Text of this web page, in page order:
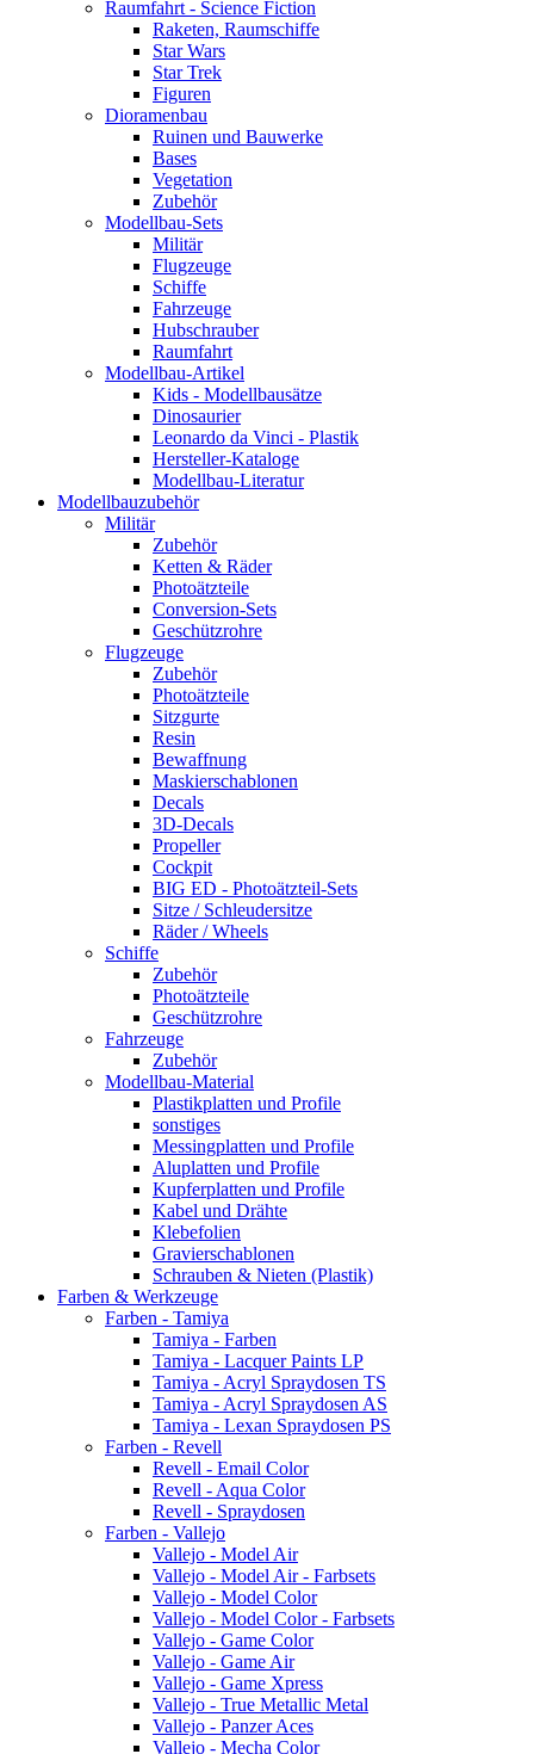
Raumfahrt - Science Fiction
Raketen, Raumschiffe
Star Wars
Star Trek
Figuren
Dioramenbau
Ruinen und Bauwerke
Bases
Vegetation
Zubehör
Modellbau-Sets
Militär
Flugzeuge
Schiffe
Fahrzeuge
Hubschrauber
Raumfahrt
Modellbau-Artikel
Kids - Modellbausätze
Dinosaurier
Leonardo da Vinci - Plastik
Hersteller-Kataloge
Modellbau-Literatur
Modellbauzubehör
Militär
Zubehör
Ketten & Räder
Photoätzteile
Conversion-Sets
Geschützrohre
Flugzeuge
Zubehör
Photoätzteile
Sitzgurte
Resin
Bewaffnung
Maskierschablonen
Decals
3D-Decals
Propeller
Cockpit
BIG ED - Photoätzteil-Sets
Sitze / Schleudersitze
Räder / Wheels
Schiffe
Zubehör
Photoätzteile
Geschützrohre
Fahrzeuge
Zubehör
Modellbau-Material
Plastikplatten und Profile
sonstiges
Messingplatten und Profile
Aluplatten und Profile
Kupferplatten und Profile
Kabel und Drähte
Klebefolien
Gravierschablonen
Schrauben & Nieten (Plastik)
Farben & Werkzeuge
Farben - Tamiya
Tamiya - Farben
Tamiya - Lacquer Paints LP
Tamiya - Acryl Spraydosen TS
Tamiya - Acryl Spraydosen AS
Tamiya - Lexan Spraydosen PS
Farben - Revell
Revell - Email Color
Revell - Aqua Color
Revell - Spraydosen
Farben - Vallejo
Vallejo - Model Air
Vallejo - Model Air - Farbsets
Vallejo - Model Color
Vallejo - Model Color - Farbsets
Vallejo - Game Color
Vallejo - Game Air
Vallejo - Game Xpress
Vallejo - True Metallic Metal
Vallejo - Panzer Aces
Vallejo - Mecha Color